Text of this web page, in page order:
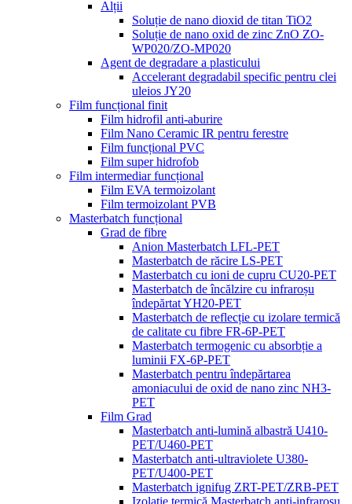
Alții
Soluție de nano dioxid de titan TiO2
Soluție de nano oxid de zinc ZnO ZO-
WP020/ZO-MP020
Agent de degradare a plasticului
Accelerant degradabil specific pentru clei
uleios JY20
Film funcțional finit
Film hidrofil anti-aburire
Film Nano Ceramic IR pentru ferestre
Film funcțional PVC
Film super hidrofob
Film intermediar funcțional
Film EVA termoizolant
Film termoizolant PVB
Masterbatch funcțional
Grad de fibre
Anion Masterbatch LFL-PET
Masterbatch de răcire LS-PET
Masterbatch cu ioni de cupru CU20-PET
Masterbatch de încălzire cu infraroșu
îndepărtat YH20-PET
Masterbatch de reflecție cu izolare termică
de calitate cu fibre FR-6P-PET
Masterbatch termogenic cu absorbție a
luminii FX-6P-PET
Masterbatch pentru îndepărtarea
amoniacului de oxid de nano zinc NH3-
PET
Film Grad
Masterbatch anti-lumină albastră U410-
PET/U460-PET
Masterbatch anti-ultraviolete U380-
PET/U400-PET
Masterbatch ignifug ZRT-PET/ZRB-PET
Izolație termică Masterbatch anti-infraroșu